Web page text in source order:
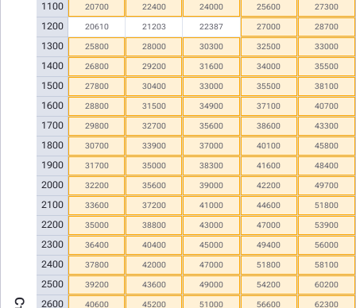
1100
1200
1300
1400
1500
1600
1700
1800
1900
2000
2100
2200
2300
2400
2500
2600
20700 22400 24000 25600 27300
20610 21203 22387 27000 28700
25800 28000 30300 32500 33000
26800 29200 31600 34000 35500
27800 30400 33000 35500 38100
28800 31500 34900 37100 40700
29800 32700 35600 38600 43300
30700 33900 37000 40100 45800
31700 35000 38300 41600 48400
32200 35600 39000 42200 49700
33600 37200 41000 44600 51800
35000 38800 43000 47000 53900
36400 40400 45000 49400 56000
37800 42000 47000 51800 58100
39200 43600 49000 54200 60200
40600 45200 51000 56600 62300